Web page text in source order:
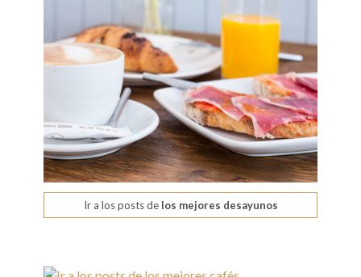
Ir a los posts delos mejores desayunos